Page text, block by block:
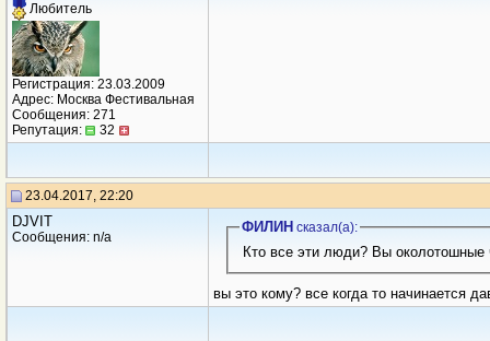
Любитель
Регистрация: 23.03.2009
Адрес: Москва Фестивальная
Сообщения: 271
Репутация:
32
23.04.2017, 22:20
DJVIT
Сообщения: n/a
ФИЛИН сказал(a):
вы это кому? все когда то начинается